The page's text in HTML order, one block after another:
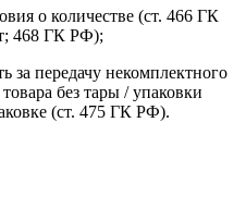
о количестве (ст. 466 ГК
468 ГК РФ);
за передачу некомплектного
без тары / упаковки
(ст. 475 ГК РФ).